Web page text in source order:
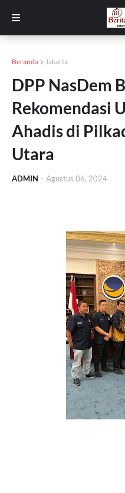
Beranda Jakarta
DPP NasDem
Rekomendasi
Ahadis di
Utara
ADMIN - Agustus 06, 2024